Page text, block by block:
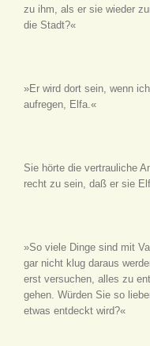
zu ihm, als er sie wieder
die Stadt?«
»Er wird dort sein, wenn
aufregen, Elfa.«
Sie hörte die vertrauliche
recht zu sein, daß er sie
»So viele Dinge sind mit
gar nicht klug daraus
erst versuchen, alles zu
gehen. Würden Sie so
etwas entdeckt wird?«